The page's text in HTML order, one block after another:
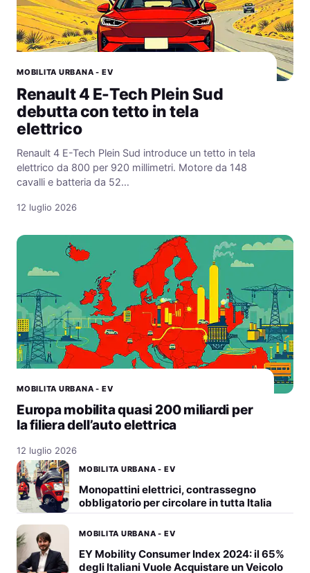
MOBILITA URBANA - EV
Renault 4 E-Tech Plein Sud
debutta con tetto in tela
elettrico
Renault 4 E-Tech Plein Sud introduce un tetto in tela
elettrico da 800 per 920 millimetri. Motore da 148
cavalli e batteria da 52…
12 luglio 2026
MOBILITA URBANA - EV
Europa mobilita quasi 200 miliardi per
la filiera dell’auto elettrica
12 luglio 2026
MOBILITA URBANA - EV
Monopattini elettrici, contrassegno
obbligatorio per circolare in tutta Italia
MOBILITA URBANA - EV
EY Mobility Consumer Index 2024: il 65%
degli Italiani Vuole Acquistare un Veicolo